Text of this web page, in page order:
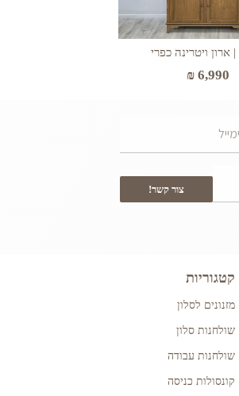
₪6,990
צור קשר!
קטגוריות
מזנונים לסלון
שולחנות סלון
שולחנות עבודה
קונסולות כניסה